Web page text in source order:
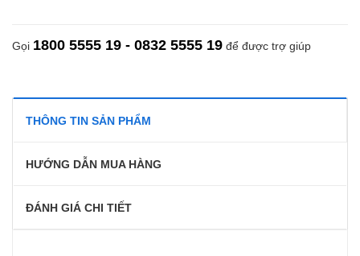
Gọi 1800 5555 19 - 0832 5555 19 để được trợ giúp
THÔNG TIN SẢN PHẨM
HƯỚNG DẪN MUA HÀNG
ĐÁNH GIÁ CHI TIẾT